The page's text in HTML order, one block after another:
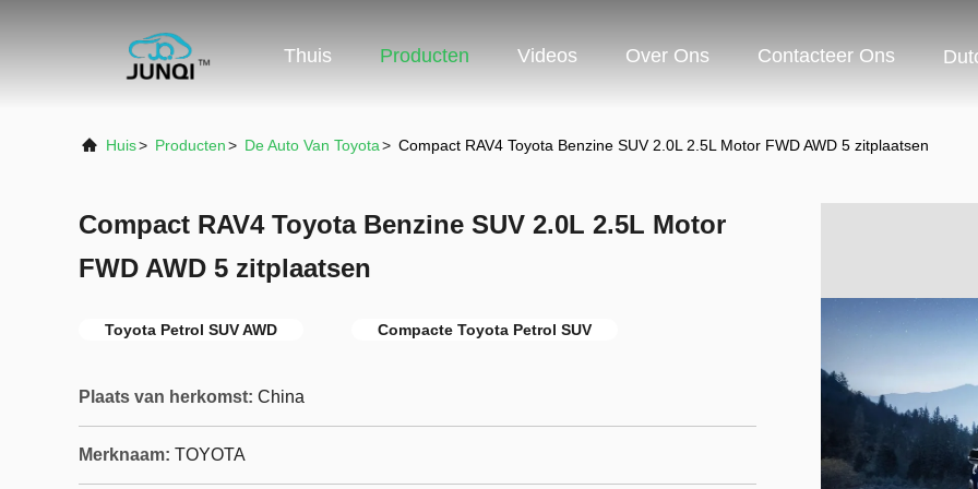
Thuis Producten Videos Over Ons Contacteer Ons
Huis> Producten> De Auto Van Toyota> Compact RAV4 Toyota Benzine SUV 2.0L 2.5L Motor FWD AWD 5 zitplaatsen
Compact RAV4 Toyota Benzine SUV 2.0L 2.5L Motor
FWD AWD 5 zitplaatsen
Toyota Petrol SUV AWD Compacte Toyota Petrol SUV
Plaats van herkomst: China
Merknaam: TOYOTA